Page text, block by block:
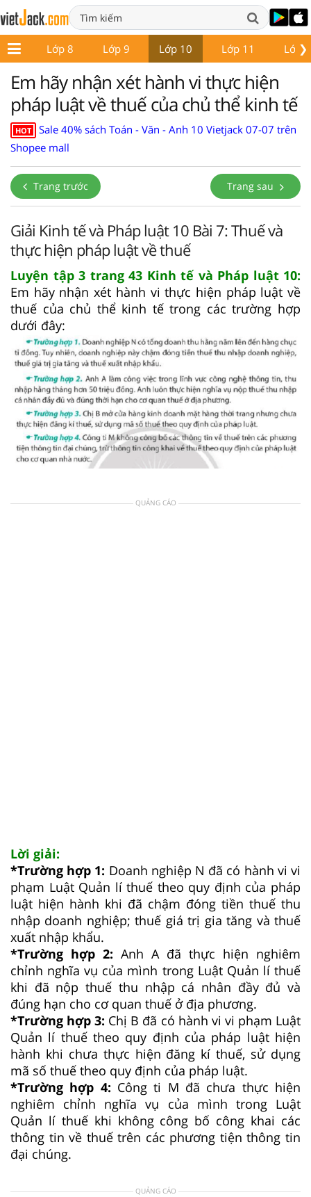
❯
7 Lớp 8 Lớp 9 Lớp 10 Lớp 11 Lớp
Em hãy nhận xét hành vi thực hiện
pháp luật về thuế của chủ thể kinh tế
HOT
Sale 40% sách Toán - Văn - Anh 10 Vietjack 07-07 trên
Shopee mall
Trang trước Trang sau
Giải Kinh tế và Pháp luật 10 Bài 7: Thuế và
thực hiện pháp luật về thuế
Luyện tập 3 trang 43 Kinh tế và Pháp luật 10:
Em hãy nhận xét hành vi thực hiện pháp luật về
thuế của chủ thể kinh tế trong các trường hợp
dưới đây:
QUẢNG CÁO
Lời giải:
*Trường hợp 1: Doanh nghiệp N đã có hành vi vi
phạm Luật Quản lí thuế theo quy định của pháp
luật hiện hành khi đã chậm đóng tiền thuế thu
nhập doanh nghiệp; thuế giá trị gia tăng và thuế
xuất nhập khẩu.
*Trường hợp 2: Anh A đã thực hiện nghiêm
chỉnh nghĩa vụ của mình trong Luật Quản lí thuế
khi đã nộp thuế thu nhập cá nhân đầy đủ và
đúng hạn cho cơ quan thuế ở địa phương.
*Trường hợp 3: Chị B đã có hành vi vi phạm Luật
Quản lí thuế theo quy định của pháp luật hiện
hành khi chưa thực hiện đăng kí thuế, sử dụng
mã số thuế theo quy định của pháp luật.
*Trường hợp 4: Công ti M đã chưa thực hiện
nghiêm chỉnh nghĩa vụ của mình trong Luật
Quản lí thuế khi không công bố công khai các
thông tin về thuế trên các phương tiện thông tin
đại chúng.
QUẢNG CÁO